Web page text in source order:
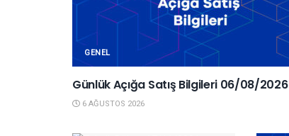
GENEL
Günlük Açığa Satış Bilgileri 06/08/2026
6 AĞUSTOS 2026